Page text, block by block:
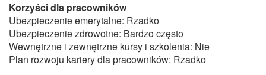
Korzyści dla pracowników
Ubezpieczenie emerytalne: Rzadko
Ubezpieczenie zdrowotne: Bardzo często
Wewnętrzne i zewnętrzne kursy i szkolenia: Nie
Plan rozwoju kariery dla pracowników: Rzadko